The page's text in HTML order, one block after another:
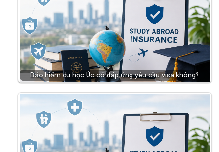
Bảo hiểm du học Úc có đáp ứng yêu cầu visa không?